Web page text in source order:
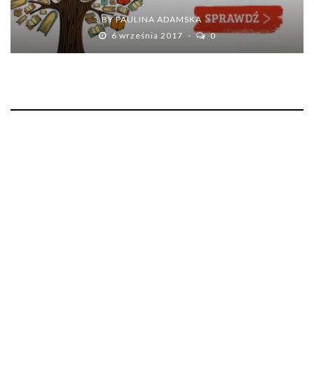
BYPAULINA ADAMSKA
6 września 2017
0